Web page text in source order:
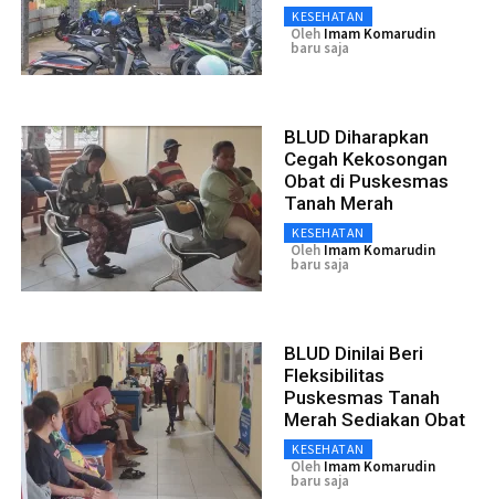
KESEHATAN
Oleh Imam Komarudin
baru saja
BLUD Diharapkan
Cegah Kekosongan
Obat di Puskesmas
Tanah Merah
KESEHATAN
Oleh Imam Komarudin
baru saja
BLUD Dinilai Beri
Fleksibilitas
Puskesmas Tanah
Merah Sediakan Obat
KESEHATAN
Oleh Imam Komarudin
baru saja